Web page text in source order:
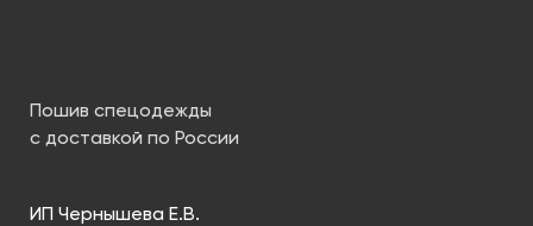
Пошив спецодежды
с доставкой по России
ИП Чернышева Е.В.